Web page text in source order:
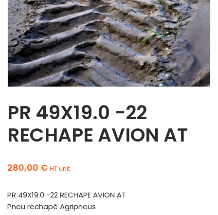
PR 49X19.0 -22
RECHAPE AVION AT
280,00 € HT unit.
PR 49X19.0 -22 RECHAPE AVION AT
Pneu rechapé Agripneus